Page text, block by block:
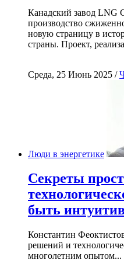
Канадский завод LNG
производство
новую страницу в
страны. Проект,
Среда, 25 Июнь 2025 /
Люди в энергетике
Секреты
быть
Константин
решений и
многолетним опытом...